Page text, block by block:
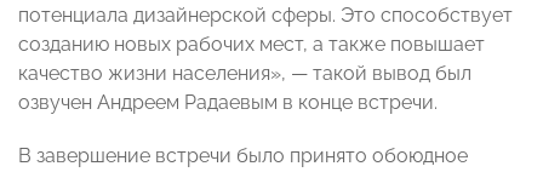
потенциала дизайнерской сферы. Это способствует
созданию новых рабочих мест, а также повышает
качество жизни населения», — такой вывод был
озвучен Андреем Радаевым в конце встречи.
В завершение встречи было принято обоюдное